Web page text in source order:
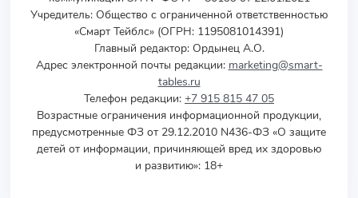
Учредитель: Общество с ограниченной ответственностью
«Смарт Тейблс» (ОГРН: 1195081014391)
Главный редактор: Ордынец А.О.
Адрес электронной почты редакции: marketing@smart-
tables.ru
Телефон редакции: +7 915 815 47 05
Возрастные ограничения информационной продукции,
предусмотренные ФЗ от 29.12.2010 N436-ФЗ «О защите
детей от информации, причиняющей вред их здоровью
и развитию»: 18+